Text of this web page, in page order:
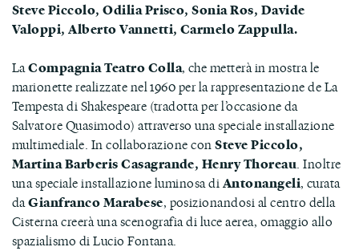
Steve Piccolo, Odilia Prisco, Sonia Ros, Davide
Valoppi, Alberto Vannetti, Carmelo Zappulla.
LaCompagnia Teatro Colla, che metterà in mostra le
marionette realizzate nel 1960 per la rappresentazione de La
Tempesta di Shakespeare (tradotta per l’occasione da
Salvatore Quasimodo) attraverso una speciale installazione
multimediale. In collaborazione conSteve Piccolo,
Martina Barberis Casagrande, Henry Thoreau. Inoltre
una speciale installazione luminosa diAntonangeli, curata
daGianfranco Marabese, posizionandosi al centro della
Cisterna creerà una scenografia di luce aerea, omaggio allo
spazialismo di Lucio Fontana.